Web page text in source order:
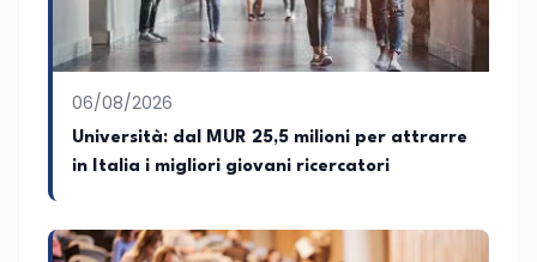
06/08/2026
Università: dal MUR 25,5 milioni per attrarre
in Italia i migliori giovani ricercatori